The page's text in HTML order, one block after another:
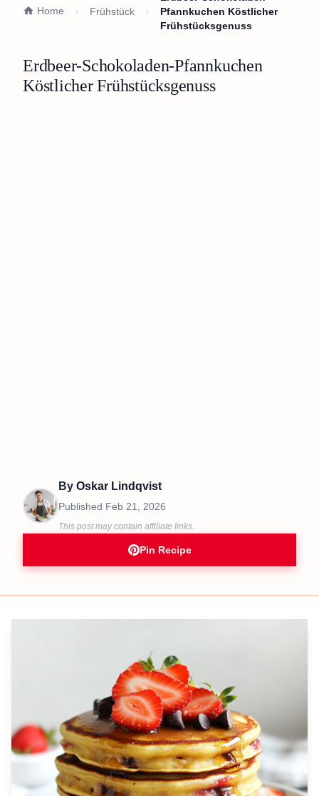
Home Frühstück
Pfannkuchen Köstlicher
Frühstücksgenuss
Erdbeer-Schokoladen-Pfannkuchen
Köstlicher Frühstücksgenuss
By Oskar Lindqvist
Published Feb 21, 2026
This post may contain affiliate links.
Pin Recipe